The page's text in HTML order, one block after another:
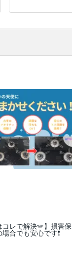
コレで解決🪽】損害保
合でも安心です❗️